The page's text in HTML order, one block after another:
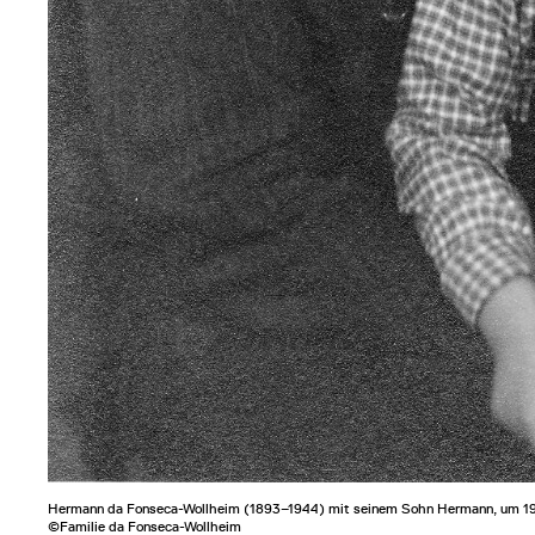
Hermann da Fonseca-Wollheim (1893–1944) mit seinem Sohn Hermann, um
©Familie da Fonseca-Wollheim